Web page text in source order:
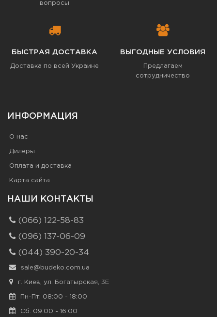
вопросы
БЫСТРАЯ ДОСТАВКА
Доставка по всей Украине
ВЫГОДНЫЕ УСЛОВИЯ
Предлагаем
сотрудничество
ИНФОРМАЦИЯ
О нас
Дилеры
Оплата и доставка
Карта сайта
НАШИ КОНТАКТЫ
(066) 122-58-83
(096) 137-06-09
(044) 390-20-34
sale@budeko.com.ua
г. Киев, ул. Богатырская, 3Е
Пн-Пт: 08:00 - 18:00
Сб: 09:00 - 16:00